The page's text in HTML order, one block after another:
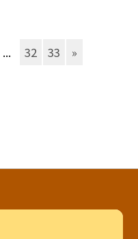
... 32 33 »